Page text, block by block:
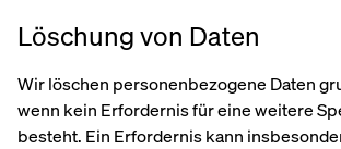
Löschung von Daten
Wir löschen personenbezogene Daten
wenn kein Erfordernis für eine weitere
besteht. Ein Erfordernis kann